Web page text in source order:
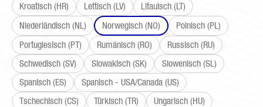
Kroatisch (HR)
Lettisch (LV)
Litauisch (LT)
Niederländisch (NL)
Norwegisch (NO)
Polnisch (PL)
Portugiesisch (PT)
Rumänisch (RO)
Russisch (RU)
Schwedisch (SV)
Slowakisch (SK)
Slowenisch (SL)
Spanisch (ES)
Spanisch - USA/Canada (US)
Tschechisch (CS)
Türkisch (TR) Ungarisch (HU)